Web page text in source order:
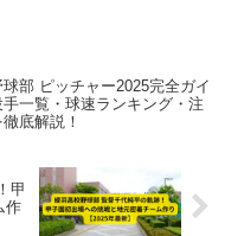
部 ピッチャー2025完全ガイ
手一覧・球速ランキング・注
底解説！
甲
作